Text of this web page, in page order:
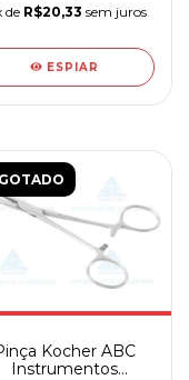
de R$20,33 sem juros
ESPIAR
Kocher ABC
Instrumentos